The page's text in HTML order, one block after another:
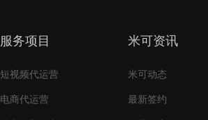
服务项目
短视频代运营
电商代运营
米可资讯
米可动态
最新签约